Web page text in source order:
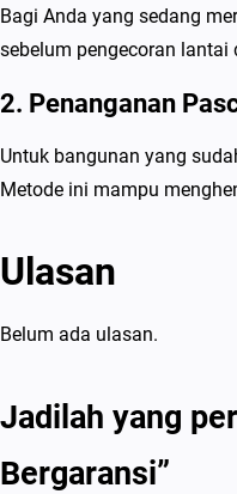
Bagi Anda yang sedang
sebelum pengecoran
2. Penanganan
Untuk bangunan yang
Metode ini mampu
Ulasan
Belum ada ulasan.
Jadilah yang
Bergaransi”